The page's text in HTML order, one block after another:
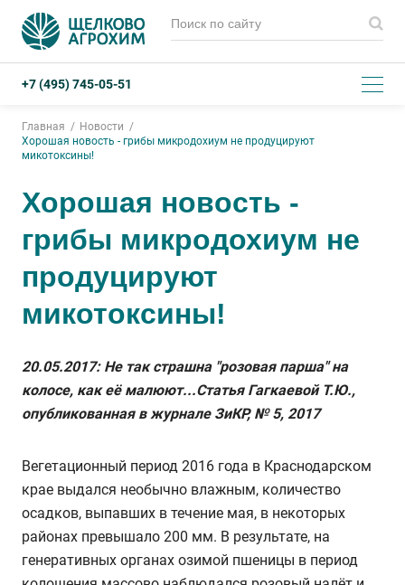
+7 (495) 745-05-51
Главная
Новости
Хорошая новость - грибы микродохиум не продуцируют
микотоксины!
Хорошая новость -
грибы микродохиум не
продуцируют
микотоксины!
20.05.2017: Не так страшна "розовая парша" на
колосе, как её малюют...Статья Гагкаевой Т.Ю.,
опубликованная в журнале ЗиКР, № 5, 2017
Вегетационный период 2016 года в Краснодарском
крае выдался необычно влажным, количество
осадков, выпавших в течение мая, в некоторых
районах превышало 200 мм. В результате, на
генеративных органах озимой пшеницы в период